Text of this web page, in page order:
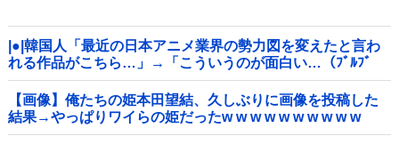
|●|韓国人「最近の日本アニメ業界の勢力図を変えたと言わ
れる作品がこちら…」→「こういうのが面白い…（ﾌﾞﾙﾌﾞ
ﾙ」＝韓国の反応
【画像】俺たちの姫本田望結、久しぶりに画像を投稿した
結果→やっぱりワイらの姫だったw w w w w w w w w w